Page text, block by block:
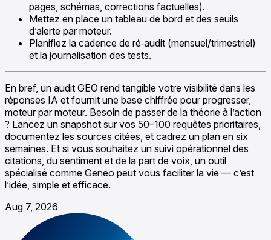
pages, schémas, corrections factuelles).
Mettez en place un tableau de bord et des seuils
d’alerte par moteur.
Planifiez la cadence de ré‑audit (mensuel/trimestriel)
et la journalisation des tests.
En bref, un audit GEO rend tangible votre visibilité dans les
réponses IA et fournit une base chiffrée pour progresser,
moteur par moteur. Besoin de passer de la théorie à l’action
? Lancez un snapshot sur vos 50–100 requêtes prioritaires,
documentez les sources citées, et cadrez un plan en six
semaines. Et si vous souhaitez un suivi opérationnel des
citations, du sentiment et de la part de voix, un outil
spécialisé comme Geneo peut vous faciliter la vie — c’est
l’idée, simple et efficace.
Aug 7, 2026